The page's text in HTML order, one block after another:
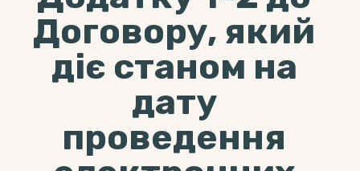
Договору, який
діє станом на
дату
проведення